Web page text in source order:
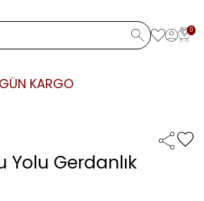
0
KARGO
Yolu Gerdanlık